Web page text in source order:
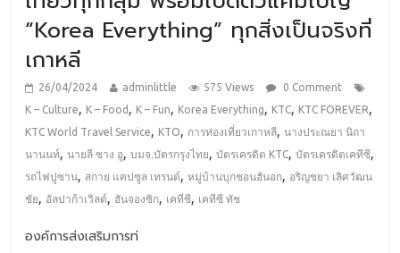
“Korea Everything” ทุกสิ่งเป็นจริงที่
เกาหลี
26/04/2024 adminlittle 575 Views
0 Comment
K – Culture, K – Food , K – Fun, Korea Everything, KTC, KTC FOREVER,
KTC World Travel Service, KTO, การท่องเที่ยวเกาหลี,นางประณยา นิถา
นานนท์,นายลี ซาง อู,บมจ.บัตรกรุงไทย,บัตรเครดิต KTC,บัตรเครดิตเคทีซี,
รถไฟปูซาน, สกาย แคปซูล เทรนด์,หมู่บ้านบุกชอนฮันอก, อริญชยา เลิศวัฒน
ชัย, อัลปาก้าเวิลด์, ฮันจองซิก, เคทีซี, เคทีซี ทัช
องค์การส่งเสริมการท่